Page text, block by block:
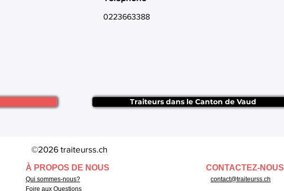
0223663388
Traiteurs dans le Canton de Vaud
©2026 traiteurss.ch
À PROPOS DE NOUS
Qui sommes-nous?
CONTACTEZ-NOUS
contact@traiteurss.ch
Foire aux Questions